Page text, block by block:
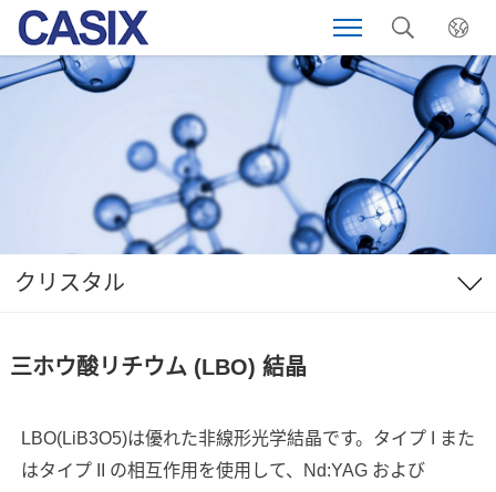
クリスタル
三ホウ酸リチウム (LBO) 結晶
LBO(LiB3O5)は優れた非線形光学結晶です。タイプ I また
はタイプ II の相互作用を使用して、Nd:YAG および